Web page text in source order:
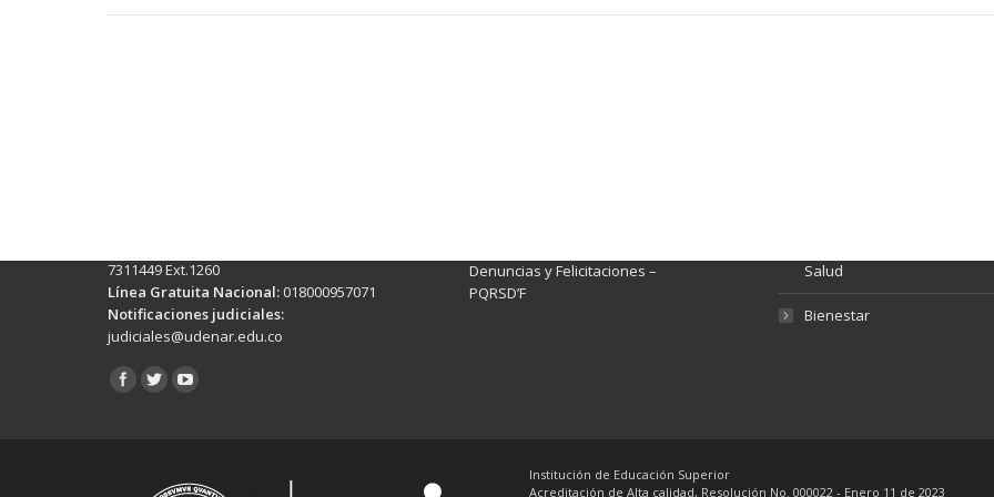
7311449 Ext.1260
Línea Gratuita Nacional: 018000957071
Notificaciones judiciales:
judiciales@udenar.edu.co
Encuéntranos en:
Denuncias y Felicitaciones –
PQRSD’F
Salud
Bienestar
Institución de Educación Superior
Acreditación de Alta calidad, Resolución No. 000022 - Enero 11 de 2023